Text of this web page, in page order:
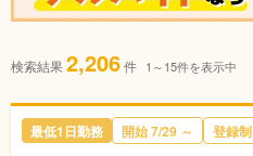
検索結果2,206件 1～15件を表示中
最低1日勤務 開始 7/29 ～ 登録制